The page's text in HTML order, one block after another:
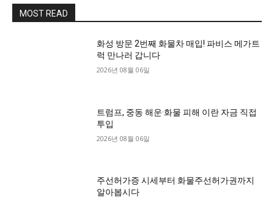
MOST READ
화성 방문 2번째 화물차 매입! 파비스 메가트
럭 만나러 갑니다
2026년 08월 06일
트럼프, 중동 해운·화물 피해 이란 자금 직접
투입
2026년 08월 06일
주선허가증 시세부터 화물주선허가권까지
알아봅시다